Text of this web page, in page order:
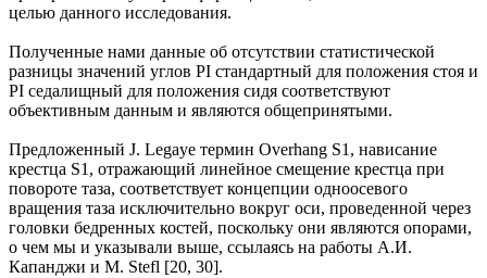
целью данного исследования.
Полученные нами данные об отсутствии статистической
разницы значений углов PI стандартный для положения стоя и
PI седалищный для положения сидя соответствуют
объективным данным и являются общепринятыми.
Предложенный J. Legaye термин Overhang S1, нависание
крестца S1, отражающий линейное смещение крестца при
повороте таза, соответствует концепции одноосевого
вращения таза исключительно вокруг оси, проведенной через
головки бедренных костей, поскольку они являются опорами,
о чем мы и указывали выше, ссылаясь на работы А.И.
Капанджи и M. Stefl [20, 30].